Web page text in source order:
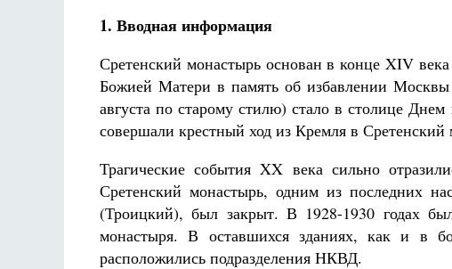
1. Вводная информация
Сретенский монастырь основан в конце XIV
Божией Матери в память об избавлении
августа по старому стилю) стало в столице
совершали крестный ход из Кремля в Сретенский
Трагические события XX века сильно
Сретенский монастырь, одним из последних
(Троицкий), был закрыт. В 1928-1930 годах
монастыря. В оставшихся зданиях, как и в
расположились подразделения НКВД.
Разлуки не будет
Фредерика де Грааф